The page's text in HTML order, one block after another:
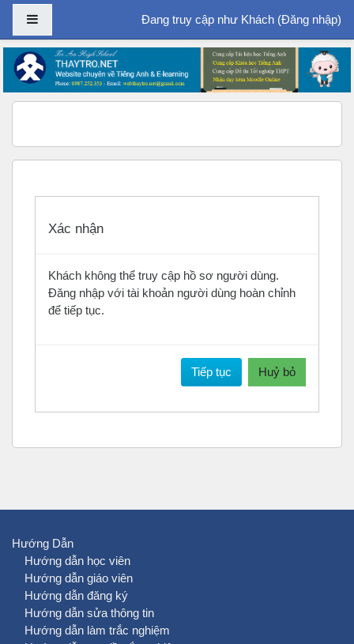
Chuyển tới nội dung chính
Bảng điều khiển cạnhĐang truy cập như Khách (Đăng nhập)
Xác nhận
Khách không thể truy cập hồ sơ người dùng.
Đăng nhập với tài khoản người dùng hoàn chỉnh
để tiếp tục.
Tiếp tục Huỷ bỏ
Hướng Dẫn
Hướng dẫn học viên
Hướng dẫn giáo viên
Hướng dẫn đăng ký
Hướng dẫn sửa thông tin
Hướng dẫn làm trắc nghiệm